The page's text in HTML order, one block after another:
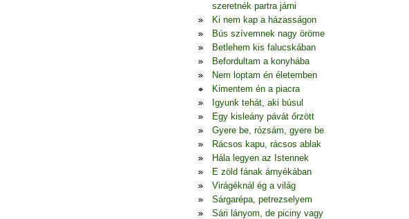
szeretnék partra járni
Ki nem kap a házasságon
Bús szívemnek nagy öröme
Betlehem kis falucskában
Befordultam a konyhába
Nem loptam én életemben
Kimentem én a piacra
Igyunk tehát, aki búsul
Egy kisleány pávát őrzött
Gyere be, rózsám, gyere be
Rácsos kapu, rácsos ablak
Hála legyen az Istennek
E zöld fának árnyékában
Virágéknál ég a világ
Sárgarépa, petrezselyem
Sári lányom, de piciny vagy